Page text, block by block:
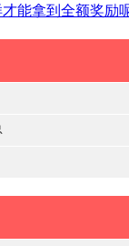
才能拿到全额奖励